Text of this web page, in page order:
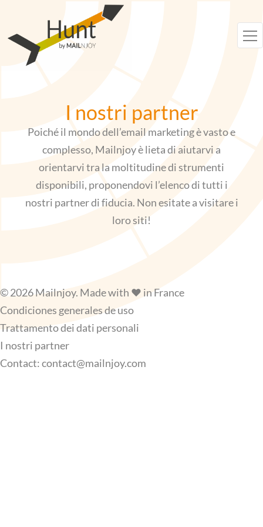
contenuto
I nostri partner
Poiché il mondo dell’email marketing è vasto e
complesso, Mailnjoy è lieta di aiutarvi a
orientarvi tra la moltitudine di strumenti
disponibili, proponendovi l’elenco di tutti i
nostri partner di fiducia. Non esitate a visitare i
loro siti!
© 2026 Mailnjoy. Made with ❤️ in France
Condiciones generales de uso
Trattamento dei dati personali
I nostri partner
Contact:contact@mailnjoy.com